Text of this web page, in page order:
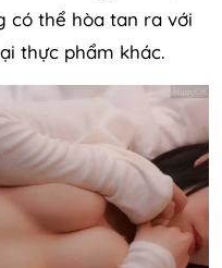
có thể hòa tan ra với
thực phẩm khác.